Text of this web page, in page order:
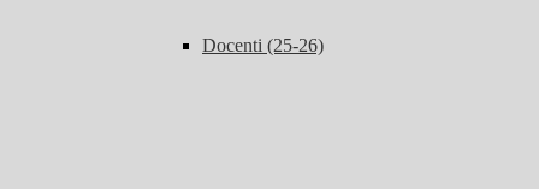
Docenti (25-26)